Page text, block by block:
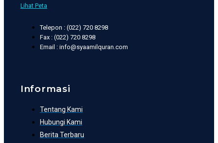
Lihat Peta
Telepon : (022) 720 8298
Fax : (022) 720 8298
Email : info@syaamilquran.com
Informasi
Tentang Kami
Hubungi Kami
Berita Terbaru